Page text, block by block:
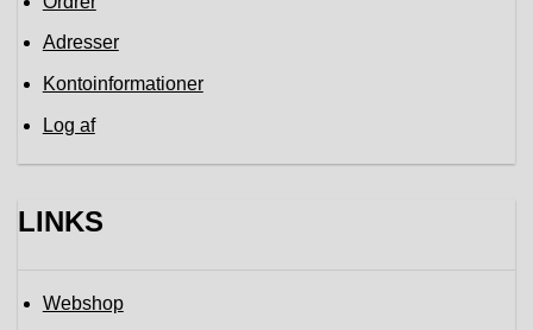
Adresser
Kontoinformationer
Log af
LINKS
Webshop